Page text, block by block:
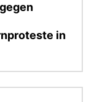
in